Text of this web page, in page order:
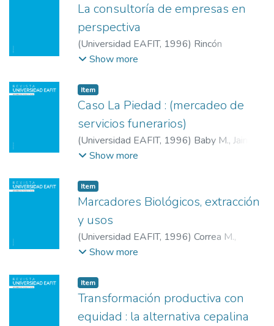
La consultoría de empresas en
perspectiva
(Universidad EAFIT, 1996) Rincón
Bermudez, Rafael
Show more
Item
Caso La Piedad : (mercadeo de
servicios funerarios)
(Universidad EAFIT, 1996) Baby M., Jaime
Universidad EAFIT
Show more
Item
Marcadores Biológicos, extracción
y usos
(Universidad EAFIT, 1996) Correa M.,
Carlos;Universidad EAFIT
Show more
Item
Transformación productiva con
equidad : la alternativa cepalina